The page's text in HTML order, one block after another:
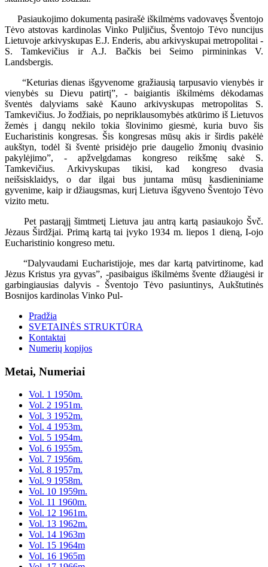
Pasiaukojimo dokumentą pasirašė iškilmėms vadovavęs Šventojo
Tėvo atstovas kardinolas Vinko Puljičius, Šventojo Tėvo nuncijus
Lietuvoje arkivyskupas E.J. Enderis, abu arkivyskupai metropolitai -
S. Tamkevičius ir A.J. Bačkis bei Seimo pirmininkas V.
Landsbergis.
“Keturias dienas išgyvenome gražiausią tarpusavio vienybės ir
vienybės su Dievu patirtį”, - baigiantis iškilmėms dėkodamas
šventės dalyviams sakė Kauno arkivyskupas metropolitas S.
Tamkevičius. Jo žodžiais, po nepriklausomybės atkūrimo iš Lietuvos
žemės į dangų nekilo tokia šlovinimo giesmė, kuria buvo šis
Eucharistinis kongresas. Šis kongresas mūsų akis ir širdis pakėlė
aukštyn, todėl ši šventė prisidėjo prie daugelio žmonių dvasinio
pakylėjimo”, - apžvelgdamas kongreso reikšmę sakė S.
Tamkevičius. Arkivyskupas tikisi, kad kongreso dvasia
neišsisklaidys, o dar ilgai bus juntama mūsų kasdieniniame
gyvenime, kaip ir džiaugsmas, kurį Lietuva išgyveno Šventojo Tėvo
vizito metu.
Pet pastarąjį šimtmetį Lietuva jau antrą kartą pasiaukojo Švč.
Jėzaus Širdžįai. Primą kartą tai įvyko 1934 m. liepos 1 dieną, I-ojo
Eucharistinio kongreso metu.
“Dalyvaudami Eucharistijoje, mes dar kartą patvirtinome, kad
Jėzus Kristus yra gyvas”, -pasibaigus iškilmėms švente džiaugėsi ir
garbingiausias dalyvis - Šventojo Tėvo pasiuntinys, Aukštutinės
Bosnijos kardinolas Vinko Pul-
Pradžia
SVETAINĖS STRUKTŪRA
Kontaktai
Numerių kopijos
Metai, Numeriai
Vol. 1 1950m.
Vol. 2 1951m.
Vol. 3 1952m.
Vol. 4 1953m.
Vol. 5 1954m.
Vol. 6 1955m.
Vol. 7 1956m.
Vol. 8 1957m.
Vol. 9 1958m.
Vol. 10 1959m.
Vol. 11 1960m.
Vol. 12 1961m.
Vol. 13 1962m.
Vol. 14 1963m
Vol. 15 1964m
Vol. 16 1965m